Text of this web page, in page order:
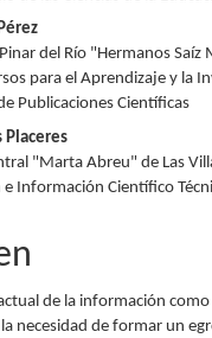
del Río "Hermanos Saíz
para el Aprendizaje y la
Publicaciones Científicas
Placeres
"Marta Abreu" de Las
Información Científico
de la información
necesidad de formar un